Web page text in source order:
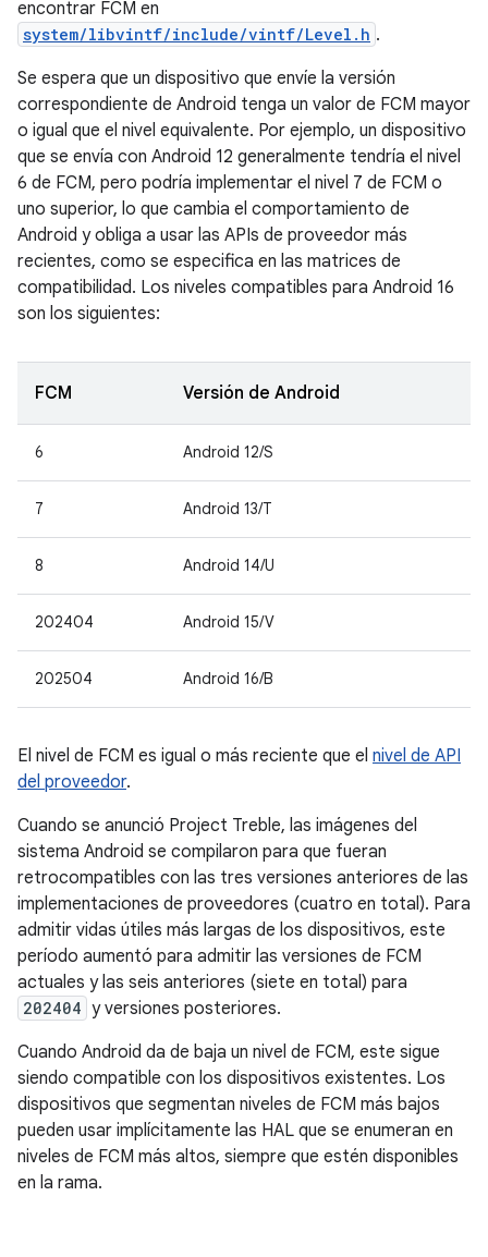
encontrar FCM en
system/libvintf/include/vintf/Level.h .
Se espera que un dispositivo que envíe la versión
correspondiente de Android tenga un valor de FCM mayor
o igual que el nivel equivalente. Por ejemplo, un dispositivo
que se envía con Android 12 generalmente tendría el nivel
6 de FCM, pero podría implementar el nivel 7 de FCM o
uno superior, lo que cambia el comportamiento de
Android y obliga a usar las APIs de proveedor más
recientes, como se especifica en las matrices de
compatibilidad. Los niveles compatibles para Android 16
son los siguientes:
FCM Versión de Android
6 Android 12/S
7 Android 13/T
8 Android 14/U
202404 Android 15/V
202504 Android 16/B
El nivel de FCM es igual o más reciente que el nivel de API
del proveedor.
Cuando se anunció Project Treble, las imágenes del
sistema Android se compilaron para que fueran
retrocompatibles con las tres versiones anteriores de las
implementaciones de proveedores (cuatro en total). Para
admitir vidas útiles más largas de los dispositivos, este
período aumentó para admitir las versiones de FCM
actuales y las seis anteriores (siete en total) para
202404 y versiones posteriores.
Cuando Android da de baja un nivel de FCM, este sigue
siendo compatible con los dispositivos existentes. Los
dispositivos que segmentan niveles de FCM más bajos
pueden usar implícitamente las HAL que se enumeran en
niveles de FCM más altos, siempre que estén disponibles
en la rama.